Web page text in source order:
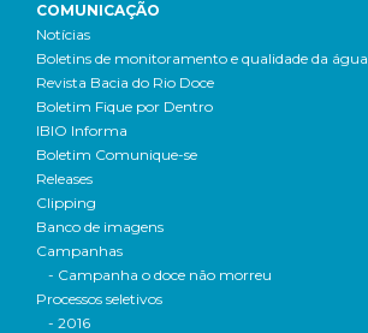
COMUNICAÇÃO
Notícias
Boletins de monitoramento e qualidade da água
Revista Bacia do Rio Doce
Boletim Fique por Dentro
IBIO Informa
Boletim Comunique-se
Releases
Clipping
Banco de imagens
Campanhas
- Campanha o doce não morreu
Processos seletivos
- 2016